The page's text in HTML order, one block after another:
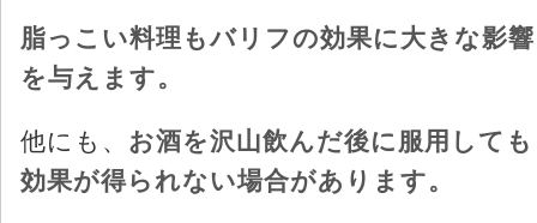
脂っこい料理もバリフの効果に大きな影響
を与えます。
他にも、 お酒を沢山飲んだ後に服用しても
効果が得られない場合があります。